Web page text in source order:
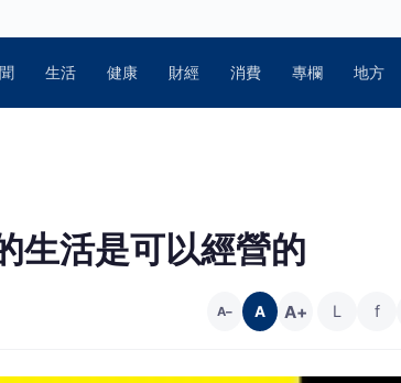
生活 健康 財經 消費 專欄 地方
生活是可以經營的
A− A A+ L f